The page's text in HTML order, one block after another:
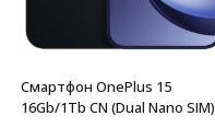
Смартфон OnePlus 15
16Gb/1Tb CN (Dual Nano SIM)